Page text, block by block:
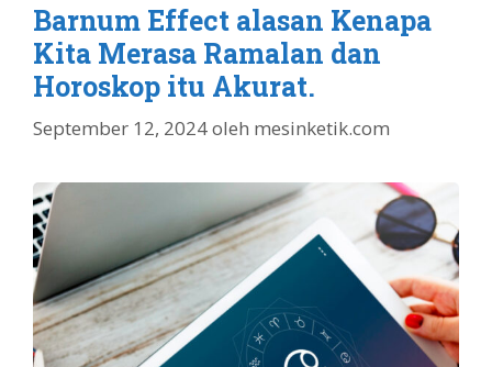
Barnum Effect alasan Kenapa
Kita Merasa Ramalan dan
Horoskop itu Akurat.
September 12, 2024oleh mesinketik.com